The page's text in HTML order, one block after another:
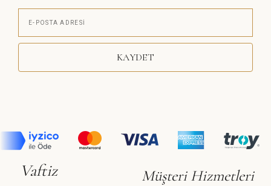
KAYDET
Vaftiz Müşteri Hizmetleri